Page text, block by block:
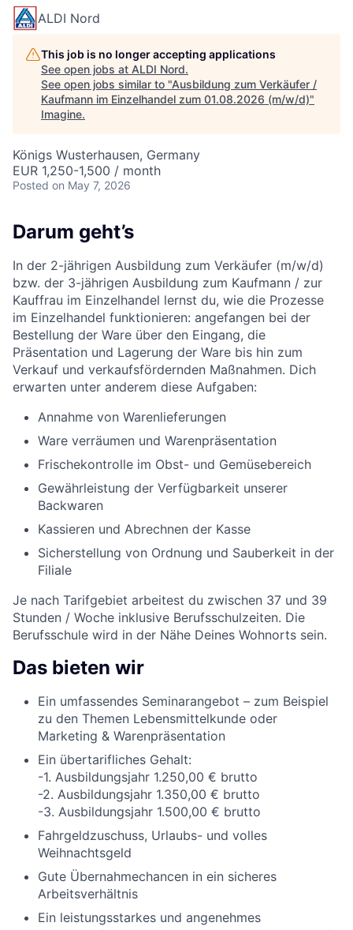
ALDI Nord
This job is no longer accepting applications
See open jobs at ALDI Nord.
See open jobs similar to "Ausbildung zum Verkäufer /
Kaufmann im Einzelhandel zum 01.08.2026 (m/w/d)"
Imagine.
Königs Wusterhausen, Germany
EUR 1,250-1,500 / month
Posted on May 7, 2026
Darum geht’s
In der 2-jährigen Ausbildung zum Verkäufer (m/w/d)
bzw. der 3-jährigen Ausbildung zum Kaufmann / zur
Kauffrau im Einzelhandel lernst du, wie die Prozesse
im Einzelhandel funktionieren: angefangen bei der
Bestellung der Ware über den Eingang, die
Präsentation und Lagerung der Ware bis hin zum
Verkauf und verkaufsfördernden Maßnahmen. Dich
erwarten unter anderem diese Aufgaben:
Annahme von Warenlieferungen
Ware verräumen und Warenpräsentation
Frischekontrolle im Obst- und Gemüsebereich
Gewährleistung der Verfügbarkeit unserer
Backwaren
Kassieren und Abrechnen der Kasse
Sicherstellung von Ordnung und Sauberkeit in der
Filiale
Je nach Tarifgebiet arbeitest du zwischen 37 und 39
Stunden / Woche inklusive Berufsschulzeiten. Die
Berufsschule wird in der Nähe Deines Wohnorts sein.
Das bieten wir
Ein umfassendes Seminarangebot – zum Beispiel
zu den Themen Lebensmittelkunde oder
Marketing & Warenpräsentation
Ein übertarifliches Gehalt:
-1. Ausbildungsjahr 1.250,00 € brutto
-2. Ausbildungsjahr 1.350,00 € brutto
-3. Ausbildungsjahr 1.500,00 € brutto
Fahrgeldzuschuss, Urlaubs- und volles
Weihnachtsgeld
Gute Übernahmechancen in ein sicheres
Arbeitsverhältnis
Ein leistungsstarkes und angenehmes